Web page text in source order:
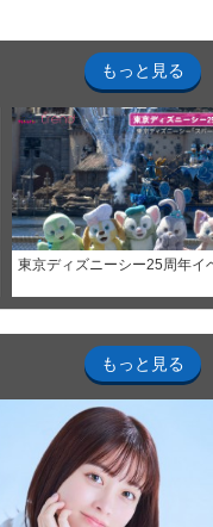
もっと見る
東京ディズニーシー25周年イ
もっと見る